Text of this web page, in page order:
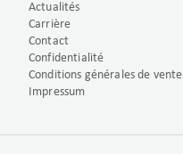
Actualités
Carrière
Contact
Confidentialité
Conditions générales de vente
Impressum